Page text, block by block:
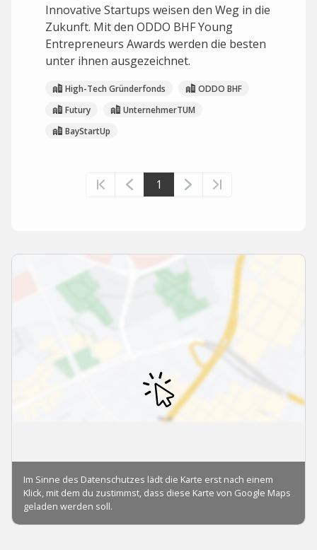
Innovative Startups weisen den Weg in die
Zukunft. Mit den ODDO BHF Young
Entrepreneurs Awards werden die besten
unter ihnen ausgezeichnet.
High-Tech Gründerfonds
ODDO BHF
Futury
UnternehmerTUM
BayStartUp
1